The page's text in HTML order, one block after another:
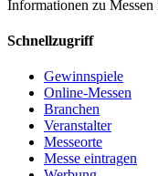
Informationen zu
Schnellzugriff
Gewinnspiele
Online-Messen
Branchen
Veranstalter
Messeorte
Messe eintragen